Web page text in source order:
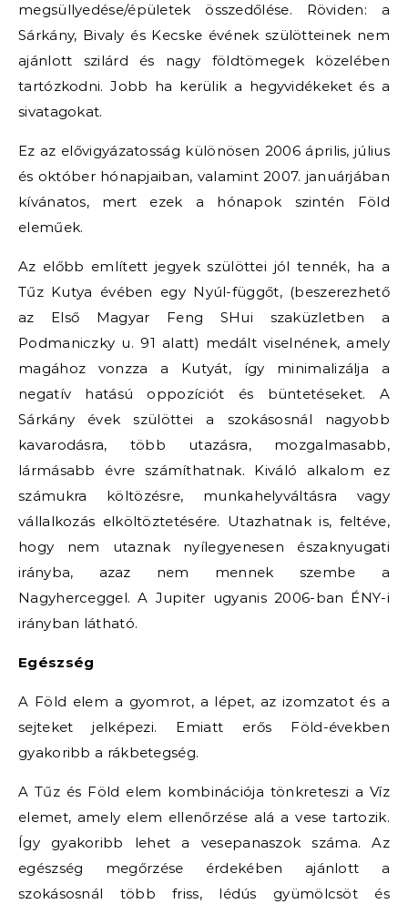
megsüllyedése/épületek összedőlése. Röviden: a
Sárkány, Bivaly és Kecske évének szülötteinek nem
ajánlott szilárd és nagy földtömegek közelében
tartózkodni. Jobb ha kerülik a hegyvidékeket és a
sivatagokat.
Ez az elővigyázatosság különösen 2006 április, július
és október hónapjaiban, valamint 2007. januárjában
kívánatos, mert ezek a hónapok szintén Föld
eleműek.
Az előbb említett jegyek szülöttei jól tennék, ha a
Tűz Kutya évében egy Nyúl-függőt, (beszerezhető
az Első Magyar Feng SHui szaküzletben a
Podmaniczky u. 91 alatt) medált viselnének, amely
magához vonzza a Kutyát, így minimalizálja a
negatív hatású oppozíciót és büntetéseket. A
Sárkány évek szülöttei a szokásosnál nagyobb
kavarodásra, több utazásra, mozgalmasabb,
lármásabb évre számíthatnak. Kiváló alkalom ez
számukra költözésre, munkahelyváltásra vagy
vállalkozás elköltöztetésére. Utazhatnak is, feltéve,
hogy nem utaznak nyílegyenesen északnyugati
irányba, azaz nem mennek szembe a
Nagyherceggel. A Jupiter ugyanis 2006-ban ÉNY-i
irányban látható.
Egészség
A Föld elem a gyomrot, a lépet, az izomzatot és a
sejteket jelképezi. Emiatt erős Föld-években
gyakoribb a rákbetegség.
A Tűz és Föld elem kombinációja tönkreteszi a Víz
elemet, amely elem ellenőrzése alá a vese tartozik.
Így gyakoribb lehet a vesepanaszok száma. Az
egészség megőrzése érdekében ajánlott a
szokásosnál több friss, lédús gyümölcsöt és